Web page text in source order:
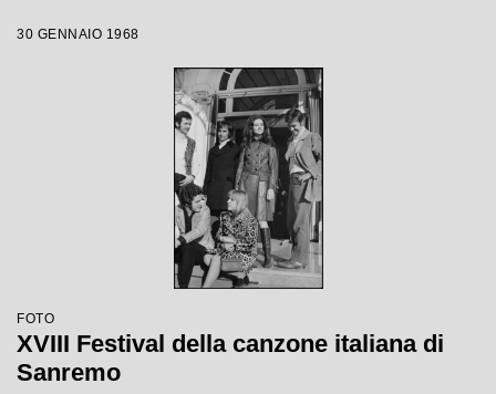
30 GENNAIO 1968
FOTO
XVIII Festival della canzone italiana di
Sanremo